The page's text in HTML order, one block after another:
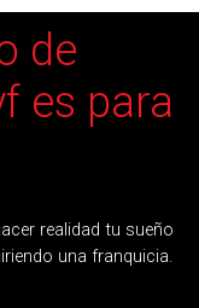
de
es para
realidad tu sueño
una franquicia.